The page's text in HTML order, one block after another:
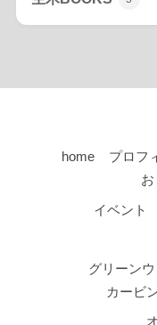
home プロフ
イベント
グリーン
カービ